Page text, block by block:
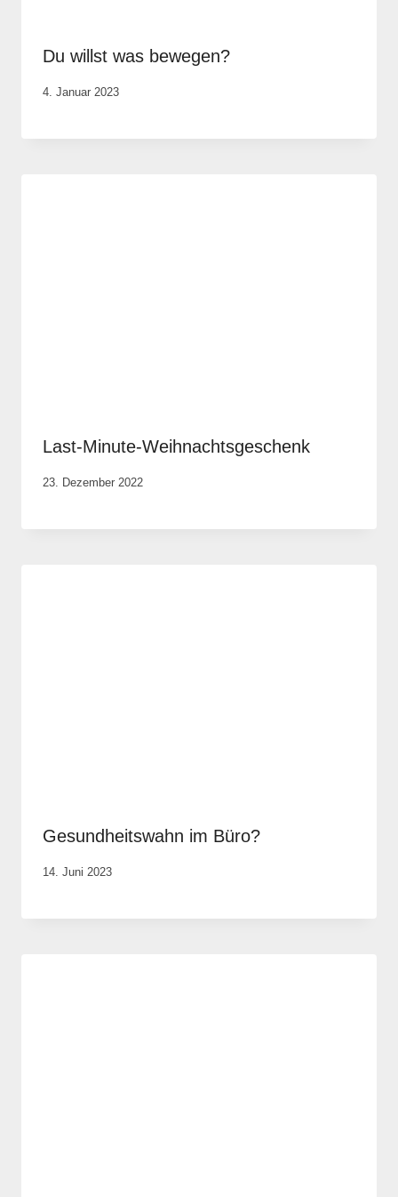
Du willst was bewegen?
Von
Justh
4. Januar 2023
Last-Minute-Weihnachtsgeschenk
Von
Justh
23. Dezember 2022
Gesundheitswahn im Büro?
Von
Portwich
14. Juni 2023